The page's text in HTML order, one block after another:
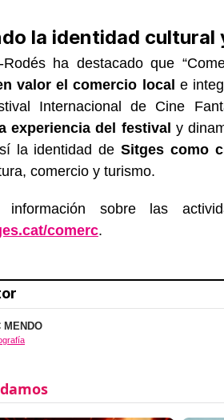
la identidad cultural
Rodés ha destacado que
valor el comercio local e
Internacional de Cine
experiencia del festival y
la identidad deSitges como
comercio y turismo.
sobre las
comerc.
MENDO